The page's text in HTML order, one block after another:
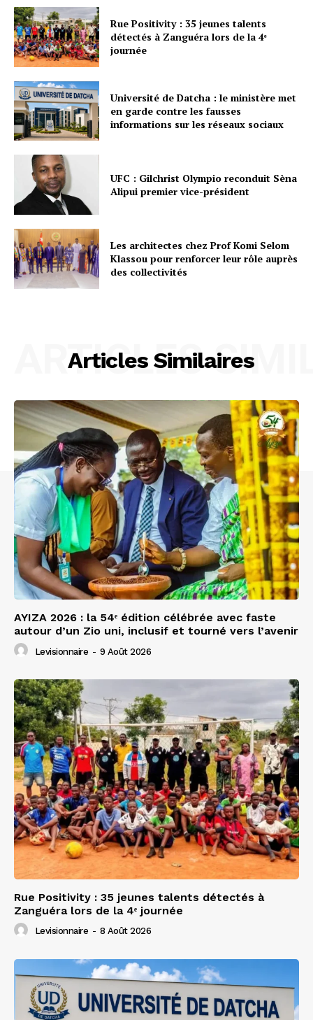
Rue Positivity : 35 jeunes talents
détectés à Zanguéra lors de la 4ᵉ
journée
Université de Datcha : le ministère met
en garde contre les fausses
informations sur les réseaux sociaux
UFC : Gilchrist Olympio reconduit Sèna
Alipui premier vice-président
Les architectes chez Prof Komi Selom
Klassou pour renforcer leur rôle auprès
des collectivités
Articles Similaires
ARTICLES
AYIZA 2026 : la 54ᵉ édition célébrée avec faste
autour d’un Zio uni, inclusif et tourné vers l’avenir
Levisionnaire - 9 Août 2026
Rue Positivity : 35 jeunes talents détectés à
Zanguéra lors de la 4ᵉ journée
Levisionnaire - 8 Août 2026